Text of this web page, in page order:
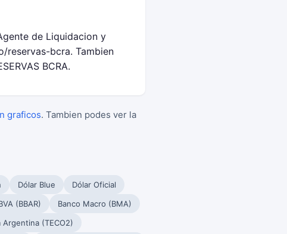
de Liquidacion y
reservas-bcra. Tambien
BCRA.
graficos. Tambien podes ver la
Dólar Blue
Dólar Oficial
(BBAR)
Banco Macro (BMA)
Argentina (TECO2)